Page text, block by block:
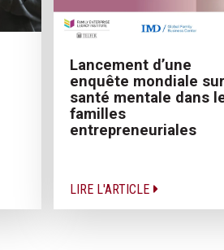
Lancement d’une
enquête mondiale
santé mentale dans
familles
entrepreneuriales
LIRE L'ARTICLE